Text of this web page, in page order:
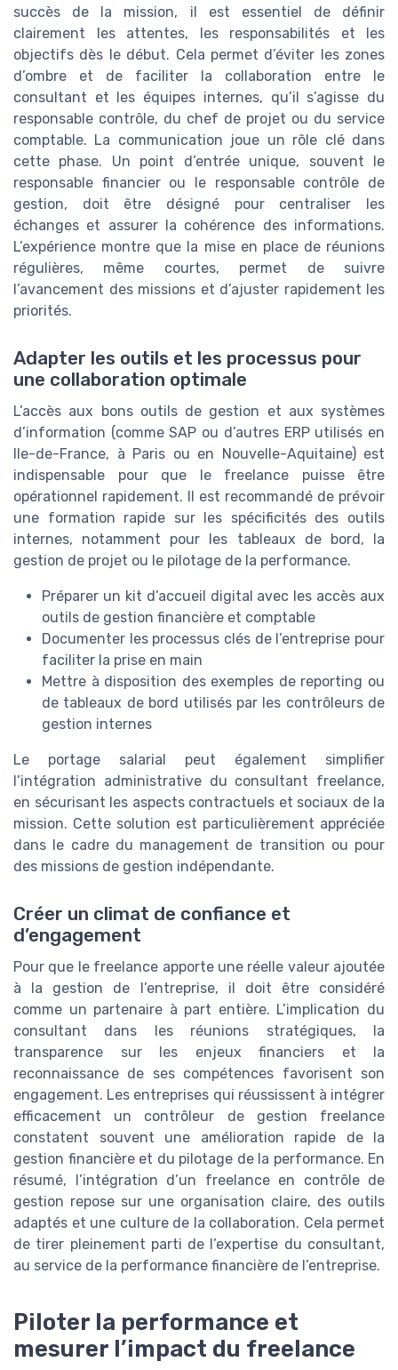
succès de la mission, il est essentiel de définir
clairement les attentes, les responsabilités et les
objectifs dès le début. Cela permet d’éviter les zones
d’ombre et de faciliter la collaboration entre le
consultant et les équipes internes, qu’il s’agisse du
responsable contrôle, du chef de projet ou du service
comptable. La communication joue un rôle clé dans
cette phase. Un point d’entrée unique, souvent le
responsable financier ou le responsable contrôle de
gestion, doit être désigné pour centraliser les
échanges et assurer la cohérence des informations.
L’expérience montre que la mise en place de réunions
régulières, même courtes, permet de suivre
l’avancement des missions et d’ajuster rapidement les
priorités.
Adapter les outils et les processus pour
une collaboration optimale
L’accès aux bons outils de gestion et aux systèmes
d’information (comme SAP ou d’autres ERP utilisés en
Ile-de-France, à Paris ou en Nouvelle-Aquitaine) est
indispensable pour que le freelance puisse être
opérationnel rapidement. Il est recommandé de prévoir
une formation rapide sur les spécificités des outils
internes, notamment pour les tableaux de bord, la
gestion de projet ou le pilotage de la performance.
Préparer un kit d’accueil digital avec les accès aux
outils de gestion financière et comptable
Documenter les processus clés de l’entreprise pour
faciliter la prise en main
Mettre à disposition des exemples de reporting ou
de tableaux de bord utilisés par les contrôleurs de
gestion internes
Le portage salarial peut également simplifier
l’intégration administrative du consultant freelance,
en sécurisant les aspects contractuels et sociaux de la
mission. Cette solution est particulièrement appréciée
dans le cadre du management de transition ou pour
des missions de gestion indépendante.
Créer un climat de confiance et
d’engagement
Pour que le freelance apporte une réelle valeur ajoutée
à la gestion de l’entreprise, il doit être considéré
comme un partenaire à part entière. L’implication du
consultant dans les réunions stratégiques, la
transparence sur les enjeux financiers et la
reconnaissance de ses compétences favorisent son
engagement. Les entreprises qui réussissent à intégrer
efficacement un contrôleur de gestion freelance
constatent souvent une amélioration rapide de la
gestion financière et du pilotage de la performance. En
résumé, l’intégration d’un freelance en contrôle de
gestion repose sur une organisation claire, des outils
adaptés et une culture de la collaboration. Cela permet
de tirer pleinement parti de l’expertise du consultant,
au service de la performance financière de l’entreprise.
Piloter la performance et
mesurer l’impact du freelance